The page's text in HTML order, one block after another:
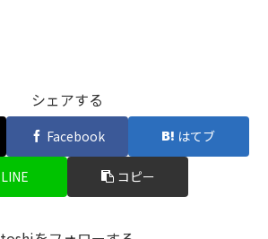
シェアする
Facebook はてブ
LINE コピー